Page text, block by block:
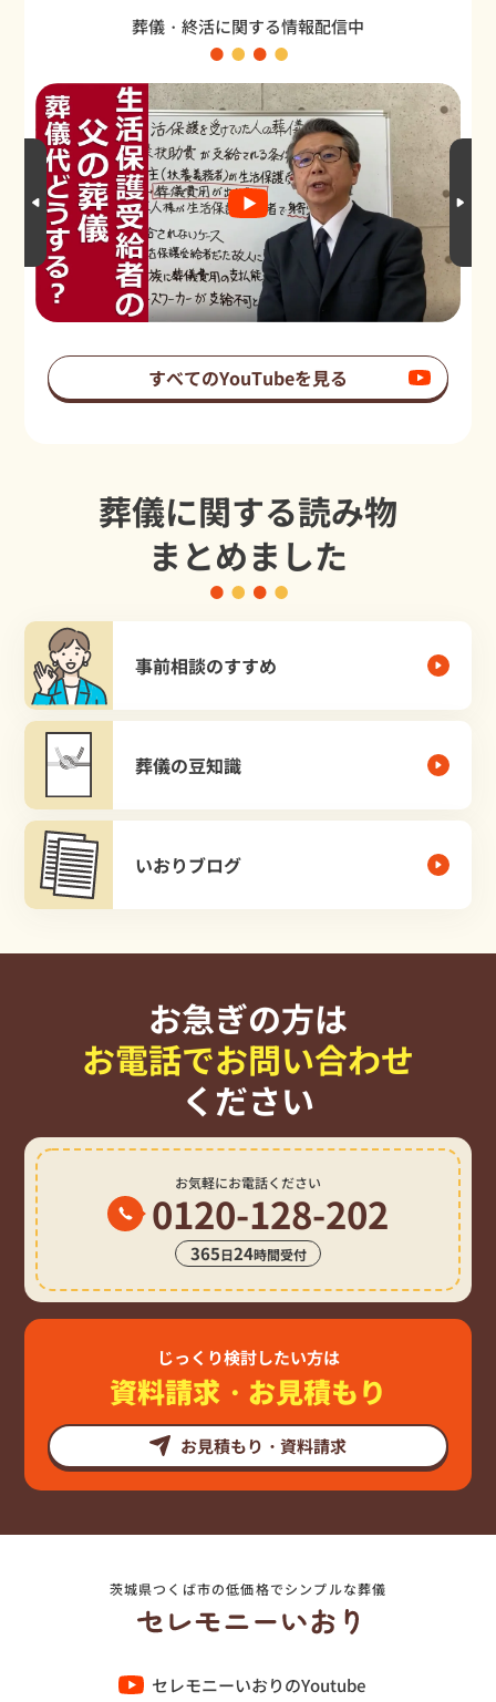
葬儀・終活に関する情報配信中
すべてのYouTubeを見る
葬儀に関する読み物
まとめました
事前相談のすすめ
葬儀の豆知識
いおりブログ
お急ぎの方は
お電話でお問い合わせ
ください
お気軽にお電話ください
0120-128-202
365日24時間受付
じっくり検討したい方は
資料請求・お見積もり
お見積もり・資料請求
茨城県つくば市の低価格でシンプルな葬儀
セレモニーいおりのYoutube